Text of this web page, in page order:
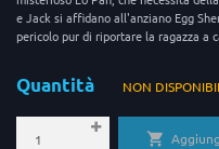
e Jack si affidano all'anziano Egg
pericolo pur di riportare la ragazza a
Quantità NON